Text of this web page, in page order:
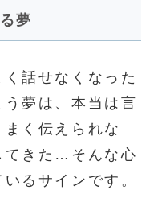
夢
話せなくなった
夢は、本当は言
く伝えられな
てきた…そんな心
るサインです。